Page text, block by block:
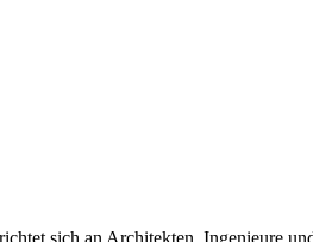
sich an Architekten, Ingenieure